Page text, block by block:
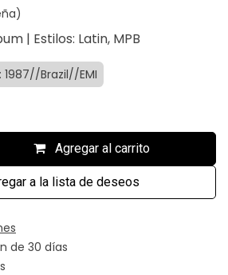
| Estilos: Latin, MPB
1987//Brazil//EMI
Agregar al carrito
a la lista de deseos
de 30 días